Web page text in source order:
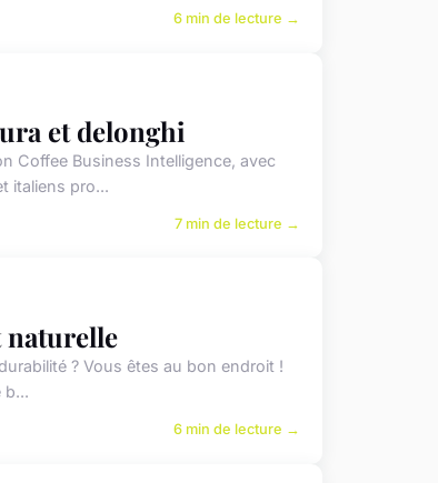
6 min de lecture →
et delonghi
Coffee Business Intelligence, avec
italiens pro...
7 min de lecture →
naturelle
? Vous êtes au bon endroit !
b...
6 min de lecture →